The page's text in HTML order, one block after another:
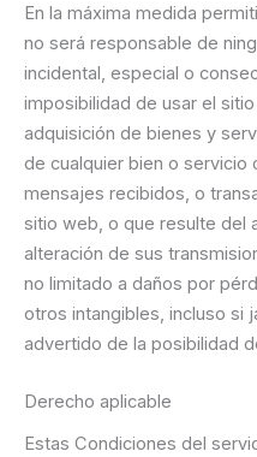
En la máxima medida
no será responsable de
incidental, especial o
imposibilidad de usar el
adquisición de bienes y
de cualquier bien o servicio
mensajes recibidos, o
sitio web, o que resulte del
alteración de sus
no limitado a daños por
otros intangibles, incluso si
advertido de la posibilidad
Derecho aplicable
Estas Condiciones del